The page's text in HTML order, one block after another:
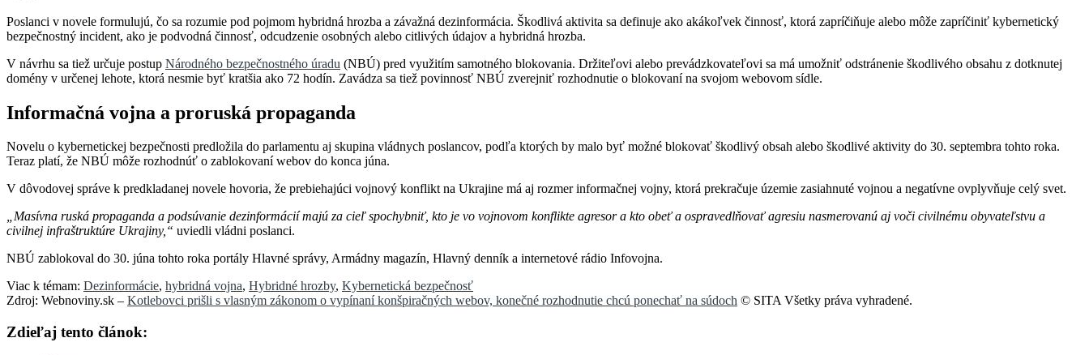
Poslanci v novele formulujú, čo sa rozumie pod pojmom hybridná hrozba a závažná dezinformácia. Škodlivá aktivita sa definuje ako akákoľvek činnosť, ktorá zapríčiňuje alebo môže zapríčiniť kybernetický
bezpečnostný incident, ako je podvodná činnosť, odcudzenie osobných alebo citlivých údajov a hybridná hrozba.
V návrhu sa tiež určuje postup Národného bezpečnostného úradu (NBÚ) pred využitím samotného blokovania. Držiteľovi alebo prevádzkovateľovi sa má umožniť odstránenie škodlivého obsahu z dotknutej
domény v určenej lehote, ktorá nesmie byť kratšia ako 72 hodín. Zavádza sa tiež povinnosť NBÚ zverejniť rozhodnutie o blokovaní na svojom webovom sídle.
Informačná vojna a proruská propaganda
Novelu o kybernetickej bezpečnosti predložila do parlamentu aj skupina vládnych poslancov, podľa ktorých by malo byť možné blokovať škodlivý obsah alebo škodlivé aktivity do 30. septembra tohto roka.
Teraz platí, že NBÚ môže rozhodnúť o zablokovaní webov do konca júna.
V dôvodovej správe k predkladanej novele hovoria, že prebiehajúci vojnový konflikt na Ukrajine má aj rozmer informačnej vojny, ktorá prekračuje územie zasiahnuté vojnou a negatívne ovplyvňuje celý svet.
„Masívna ruská propaganda a podsúvanie dezinformácií majú za cieľ spochybniť, kto je vo vojnovom konflikte agresor a kto obeť a ospravedlňovať agresiu nasmerovanú aj voči civilnému obyvateľstvu a
civilnej infraštruktúre Ukrajiny,“ uviedli vládni poslanci.
NBÚ zablokoval do 30. júna tohto roka portály Hlavné správy, Armádny magazín, Hlavný denník a internetové rádio Infovojna.
Viac k témam: Dezinformácie, hybridná vojna, Hybridné hrozby, Kybernetická bezpečnosť
Zdroj: Webnoviny.sk – Kotlebovci prišli s vlasným zákonom o vypínaní konšpiračných webov, konečné rozhodnutie chcú ponechať na súdoch © SITA Všetky práva vyhradené.
Zdieľaj tento článok: